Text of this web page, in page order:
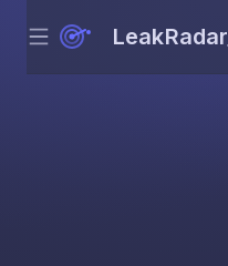
Menu LeakRadar